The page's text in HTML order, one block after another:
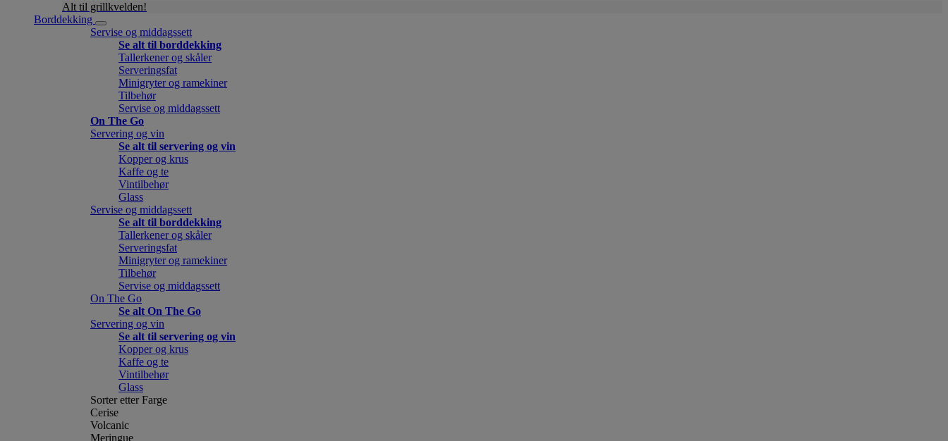
Alt til grillkvelden!
Borddekking
Servise og middagssett
Se alt til borddekking
Tallerkener og skåler
Serveringsfat
Minigryter og ramekiner
Tilbehør
Servise og middagssett
On The Go
Servering og vin
Se alt til servering og vin
Kopper og krus
Kaffe og te
Vintilbehør
Glass
Servise og middagssett
Se alt til borddekking
Tallerkener og skåler
Serveringsfat
Minigryter og ramekiner
Tilbehør
Servise og middagssett
On The Go
Se alt On The Go
Servering og vin
Se alt til servering og vin
Kopper og krus
Kaffe og te
Vintilbehør
Glass
Sorter etter Farge
Cerise
Volcanic
Meringue